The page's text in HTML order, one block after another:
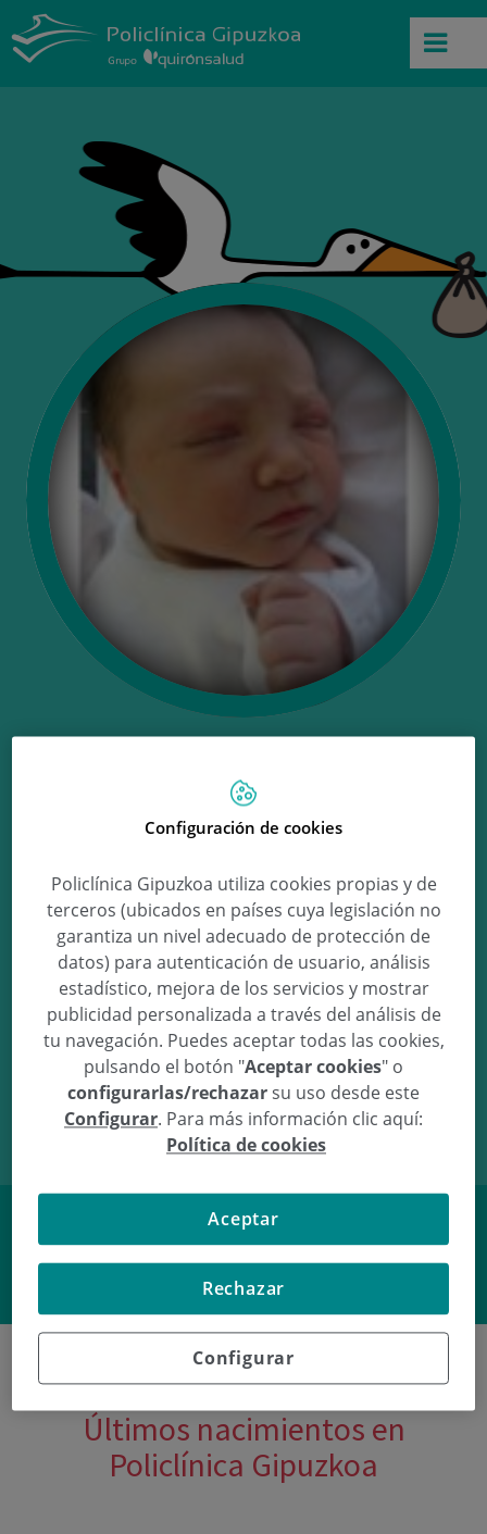
Ongi etorri
Javier!
Javier Lesaca Molins
18/11/10 14:00 3.32Kg 51cm
Facebook Twitter
Últimos nacimientos en
Policlínica Gipuzkoa
Configuración de cookies
Policlínica Gipuzkoa utiliza cookies propias y de
terceros (ubicados en países cuya legislación no
garantiza un nivel adecuado de protección de
datos) para autenticación de usuario, análisis
estadístico, mejora de los servicios y mostrar
publicidad personalizada a través del análisis de
tu navegación. Puedes aceptar todas las cookies,
pulsando el botón "Aceptar cookies" o
configurarlas/rechazarsu uso desde este
Configurar. Para más información clic aquí:
Política de cookies
Configurar
Rechazar
Aceptar